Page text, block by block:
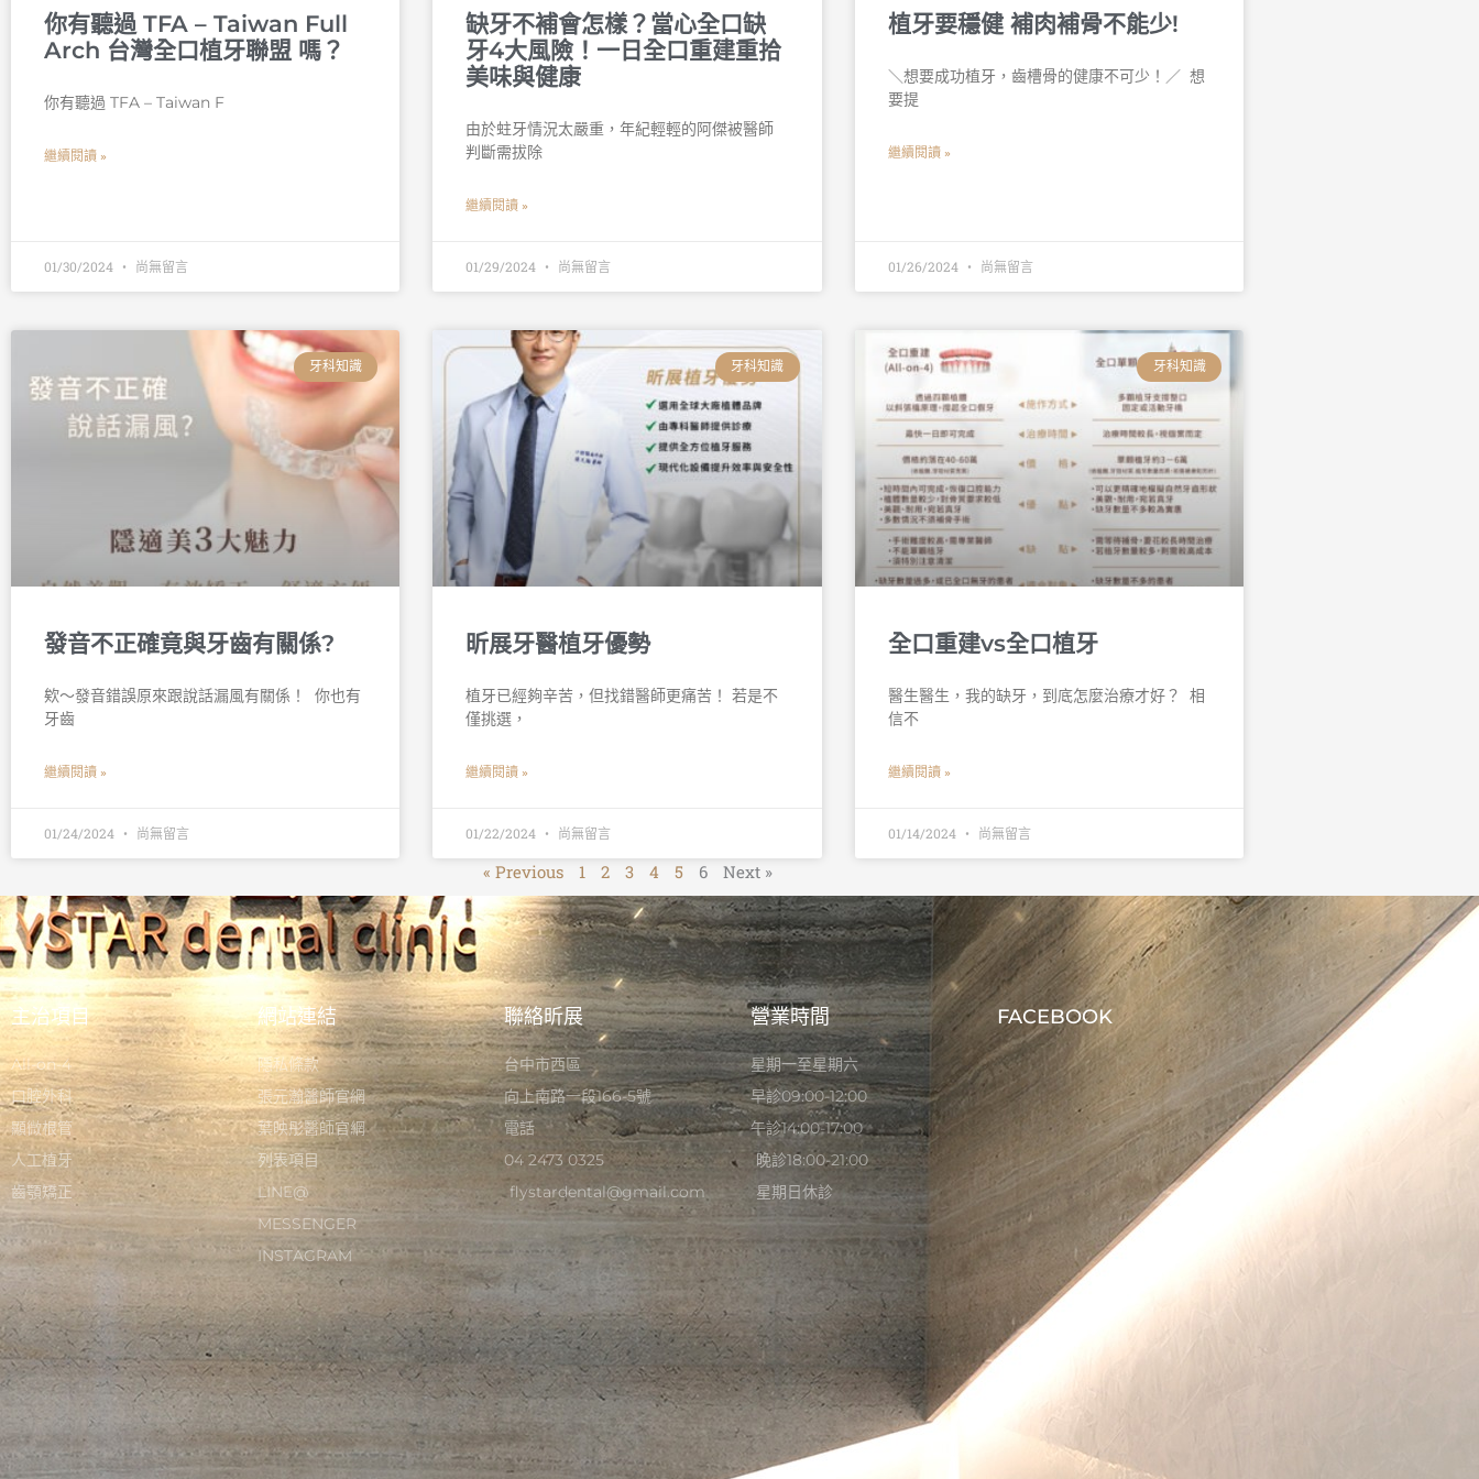
你有聽過 TFA – Taiwan Full
Arch 台灣全口植牙聯盟 嗎？
你有聽過 TFA – Taiwan F
繼續閱讀 »
01/30/2024 尚無留言
缺牙不補會怎樣？當心全口缺
牙4大風險！一日全口重建重拾
美味與健康
由於蛀牙情況太嚴重，年紀輕輕的阿傑被醫師
判斷需拔除
繼續閱讀 »
01/29/2024 尚無留言
植牙要穩健 補肉補骨不能少!
＼想要成功植牙，齒槽骨的健康不可少！／ 󠀠 想
要提
繼續閱讀 »
01/26/2024 尚無留言
牙科知識
發音不正確竟與牙齒有關係?
欸～發音錯誤原來跟說話漏風有關係！ 󠀠 你也有
牙齒
繼續閱讀 »
01/24/2024 尚無留言
牙科知識
昕展牙醫植牙優勢
植牙已經夠辛苦，但找錯醫師更痛苦！ 若是不
僅挑選，
繼續閱讀 »
01/22/2024 尚無留言
牙科知識
全口重建vs全口植牙
醫生醫生，我的缺牙，到底怎麼治療才好？ 󠀠 相
信不
繼續閱讀 »
01/14/2024 尚無留言
« Previous 1 2 3 4 5 6 Next »
主治項目
All-on-4
口腔外科
顯微根管
人工植牙
齒顎矯正
網站連結
隱私條款
張元瀚醫師官網
葉映彤醫師官網
列表項目
LINE@
MESSENGER
INSTAGRAM
聯絡昕展
台中市西區
向上南路一段166-5號
電話
04 2473 0325
flystardental@gmail.com
營業時間
星期一至星期六
早診09:00-12:00
午診14:00-17:00
晚診18:00-21:00
星期日休診
FACEBOOK